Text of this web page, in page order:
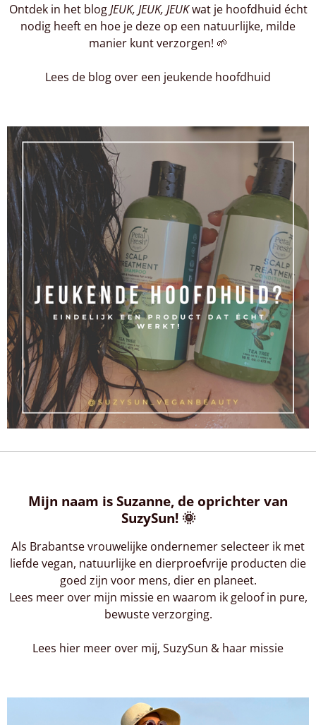
Ontdek in het blogJEUK, JEUK, JEUKwat je hoofdhuid écht
nodig heeft en hoe je deze op een natuurlijke, milde
manier kunt verzorgen! 🌱
Lees de blog over een jeukende hoofdhuid
Mijn naam is Suzanne, de oprichter van
SuzySun! 🌞
Als Brabantse vrouwelijke ondernemer selecteer ik met
liefde vegan, natuurlijke en dierproefvrije producten die
goed zijn voor mens, dier en planeet.
Lees meer over mijn missie en waarom ik geloof in pure,
bewuste verzorging.
Lees hier meer over mij, SuzySun & haar missie